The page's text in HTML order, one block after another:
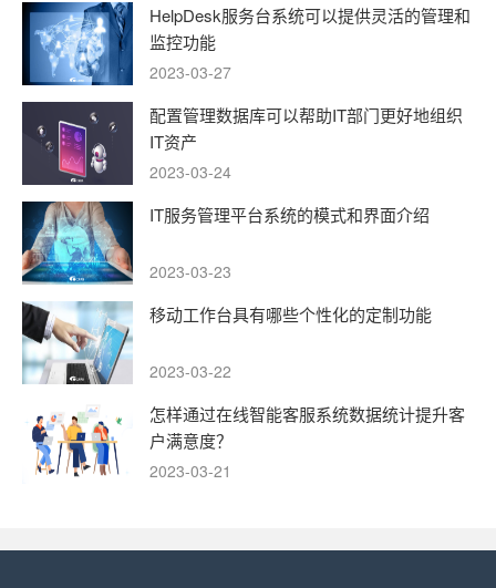
HelpDesk服务台系统可以提供灵活的管理和
监控功能
2023-03-27
配置管理数据库可以帮助IT部门更好地组织
IT资产
2023-03-24
IT服务管理平台系统的模式和界面介绍
2023-03-23
移动工作台具有哪些个性化的定制功能
2023-03-22
怎样通过在线智能客服系统数据统计提升客
户满意度？
2023-03-21